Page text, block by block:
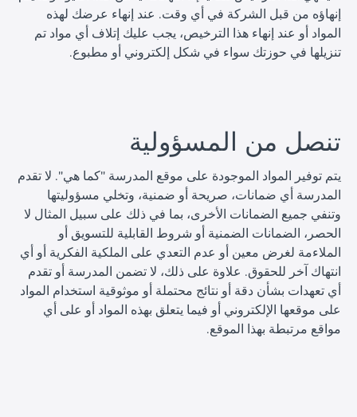
إنهاؤه من قبل الشركة في أي وقت. عند إنهاء عرضك لهذه
المواد أو عند إنهاء هذا الترخيص، يجب عليك إتلاف أي مواد تم
تنزيلها في حوزتك سواء في شكل إلكتروني أو مطبوع.
تنصل من المسؤولية
يتم توفير المواد الموجودة على موقع المدرسة "كما هي". لا تقدم
المدرسة أي ضمانات، صريحة أو ضمنية، وتخلي مسؤوليتها
وتنفي جميع الضمانات الأخرى، بما في ذلك على سبيل المثال لا
الحصر، الضمانات الضمنية أو شروط القابلية للتسويق أو
الملاءمة لغرض معين أو عدم التعدي على الملكية الفكرية أو أي
انتهاك آخر للحقوق. علاوة على ذلك، لا تضمن المدرسة أو تقدم
أي تعهدات بشأن دقة أو نتائج محتملة أو موثوقية استخدام المواد
على موقعها الإلكتروني أو فيما يتعلق بهذه المواد أو على أي
مواقع مرتبطة بهذا الموقع.